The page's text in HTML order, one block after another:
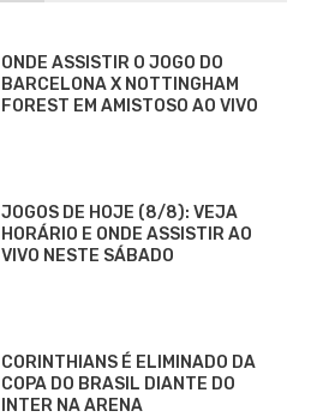
ONDE ASSISTIR O JOGO DO
BARCELONA X NOTTINGHAM
FOREST EM AMISTOSO AO VIVO
JOGOS DE HOJE (8/8): VEJA
HORÁRIO E ONDE ASSISTIR AO
VIVO NESTE SÁBADO
CORINTHIANS É ELIMINADO DA
COPA DO BRASIL DIANTE DO
INTER NA ARENA